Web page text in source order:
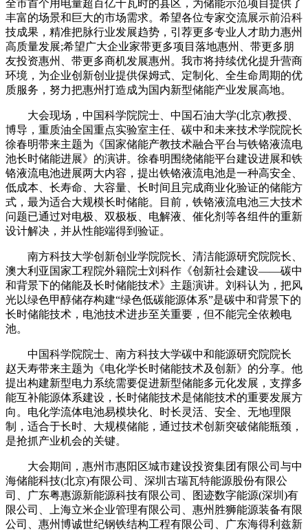
全市首个用电量超百亿千瓦时的县区，为储能示范项目提供了
丰富的场景和巨大的市场需求。希望各位专家交流展示前沿科
技成果，精准把脉行业发展趋势，引荐更多专业人才助力惠州
高质量发展;希望广大企业家带更多项目落地惠州、带更多朋
友投资惠州、带更多商机发展惠州。我市将持续优化提升营商
环境，为企业创新创业提供保姆式、定制化、全生命周期的优
质服务，努力把惠州打造成为国内新型储能产业发展高地。
大会现场，中国科学院院士、中国石油大学(北京)教授、
博导，重质油全国重点实验室主任、碳中和未来技术学院院长
徐春明带来主题为《国家储能产教技术融合平台与铁铬液流电
池长时储能进展》的演讲。徐春明围绕储能平台建设进展和铁
铬液流电池进展两大内容，提出铁铬液流电池是一种高安全、
低成本、长寿命、大容量、长时间且完成商业化验证的储能方
式，最为适合大规模长时储能。目前，铁铬液流电池三大技术
问题已通过对电极、双极板、电解液、催化剂等各组件的重新
设计解决，并从性能端得到验证。
南方科技大学创新创业学院院长、清洁能源研究院院长、
澳大利亚国家工程院外籍院士刘科作《创新社会建设——碳中
和背景下的储能及长时储能技术》主题演讲。刘科认为，把风
光以绿色甲醇储存构建“绿色低碳能源体系”是碳中和背景下的
长时储能技术，电池技术进步至关重要，但不能完全依赖电
池。
中国科学院院士、南方科技大学碳中和能源研究院院长
赵天寿带来主题为《电化学长时储能技术及创新》的分享。他
提出构建新型电力系统需要促进新型储能多元化发展，支撑多
能互补能源体系建设，长时储能技术是储能技术的重要发展方
向。电化学流体电池易模块化、时长灵活、安全、无地理限
制，适合于长时、大规模储能，通过技术创新突破储能瓶颈，
是抢抓产业机会的关键。
大会期间，惠州市惠阳区城市建设投资集团有限公司与中
海储能科技(北京)有限公司、深圳古瑞瓦特能源股份有限公
司、广东粤惠源新能源科技有限公司、图迹数字能源(深圳)有
限公司、上海立米企业管理有限公司、惠州胜狮能源装备有限
公司、惠州博诚世纪钢铁结构工程有限公司、广东海得利兹新